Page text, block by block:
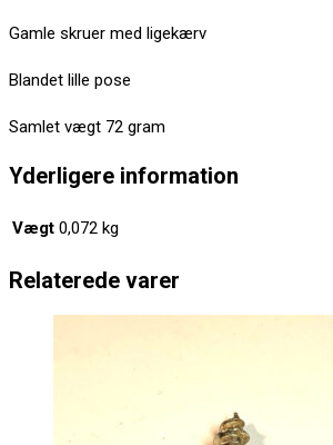
Gamle skruer med ligekærv
Blandet lille pose
Samlet vægt 72 gram
Yderligere information
Vægt 0,072 kg
Relaterede varer